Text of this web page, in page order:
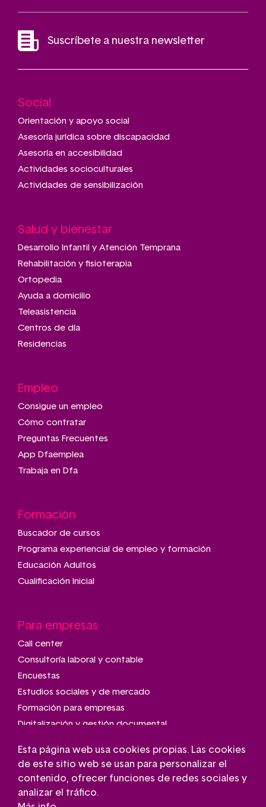
Suscríbete a nuestra newsletter
Main
navigation
Social
Orientación y apoyo social
Asesoría jurídica sobre discapacidad
Asesoría en accesibilidad
Actividades socioculturales
Actividades de sensibilización
Salud y bienestar
Desarrollo Infantil y Atención Temprana
Rehabilitación y fisioterapia
Ortopedia
Ayuda a domicilio
Teleasistencia
Centros de día
Residencias
Empleo
Consigue un empleo
Cómo contratar
Preguntas Frecuentes
App Dfaemplea
Trabaja en Dfa
Formación
Buscador de cursos
Programa experiencial de empleo y formación
Educación Adultos
Cualificación Inicial
Para empresas
Call center
Consultoría laboral y contable
Encuestas
Estudios sociales y de mercado
Formación para empresas
Digitalización y gestión documental
Transporte adaptado
Gestión de parkings
Conserjería
Esta página web usa cookies propias. Las cookies
de este sitio web se usan para personalizar el
contenido, ofrecer funciones de redes sociales y
analizar el tráfico.